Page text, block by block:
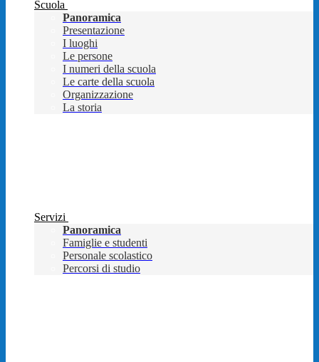
Scuola
Panoramica
Presentazione
I luoghi
Le persone
I numeri della scuola
Le carte della scuola
Organizzazione
La storia
Servizi
Panoramica
Famiglie e studenti
Personale scolastico
Percorsi di studio